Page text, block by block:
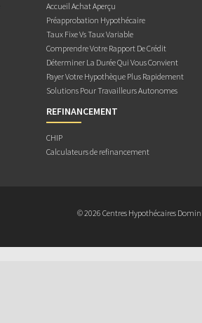
Accueil Achat Aperçu
Préapprobation Hypothécaire
Taux Fixe Vs Taux Variable
Comprendre Votre Rapport De Crédit
Déterminer La Durée Qui Vous Convient
Payer Votre Hypothèque Plus Rapidement
Solutions Pour Travailleurs Autonomes
REFINANCEMENT
CHIP
Calculateurs de refinancement
© 2026 Centres Hypothécaires